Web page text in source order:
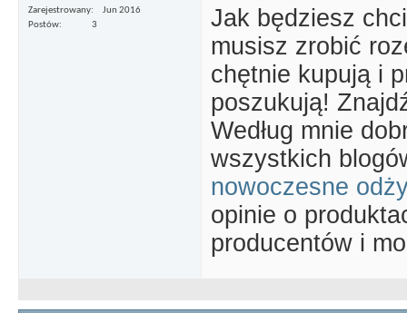
Zarejestrowany
Jun 2016
Postów
3
Jak będziesz
musisz zrobić
chętnie kupują i
poszukują!
Według mnie
wszystkich
nowoczesne
opinie o
producentów i